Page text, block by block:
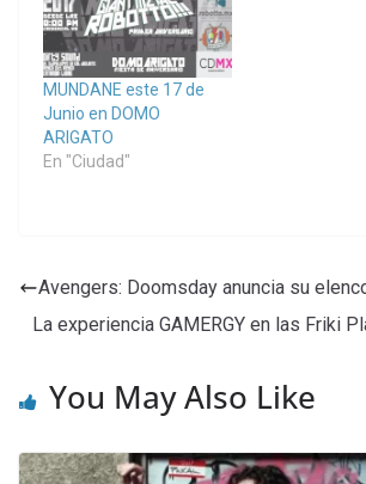
MUNDANE este 17 de
Junio en DOMO
ARIGATO
En "Ciudad"
Avengers: Doomsday anuncia su
La experiencia GAMERGY en las Friki
You May Also Like